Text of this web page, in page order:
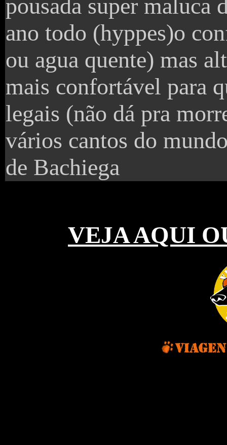
pousada super maluca
ano todo (hyppes)o
ou agua quente) mas
mais confortável para
legais (não dá pra
vários cantos do
de Bachiega
VEJA AQUI